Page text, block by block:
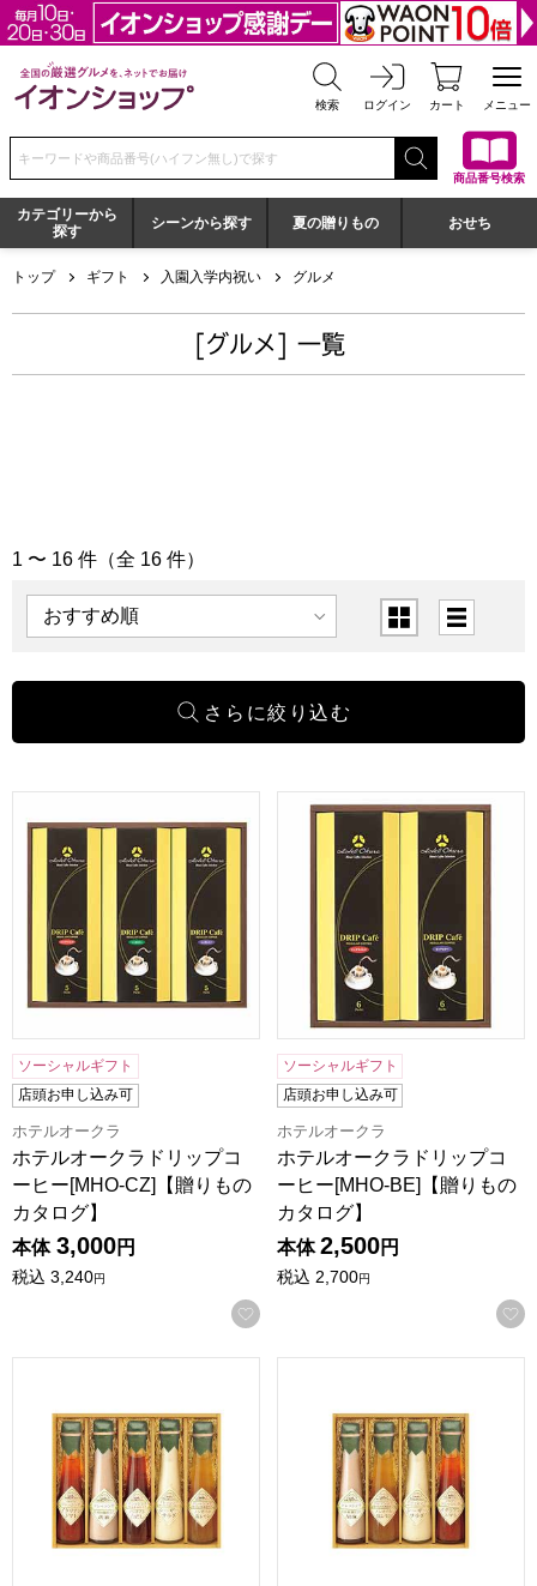
全国の厳選グルメを、ネットでお届け イオンショップ
検索 ログイン カート メニュー
検索キーワードまたは商品番号を入力してください
商品番号検索
カテゴリーから
探す
シーンから探す 夏の贈りもの おせち
トップ ギフト 入園入学内祝い グルメ
[グルメ] 一覧
「グルメ」の商品一覧
1 〜 16 件（全 16 件）
表示順 表示切替
ホテルオークラドリップコーヒー[MHO-CZ]【贈りものカタ
ソーシャルギフト
店頭お申し込み可
ホテルオークラ
ホテルオークラドリップコ
ーヒー[MHO-CZ]【贈りもの
カタログ】
本体 3,000円
税込 3,240円
お気に入りに登録する
ホテルオークラドリップコ
ソーシャルギフト
店頭お申し込み可
ホテルオークラ
ホテルオークラドリップコ
ーヒー[MHO-BE]【贈りもの
カタログ】
本体 2,500円
税込 2,700円